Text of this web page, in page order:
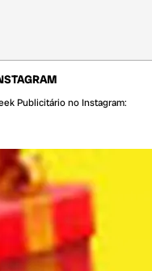
Publicitário no Instagram: